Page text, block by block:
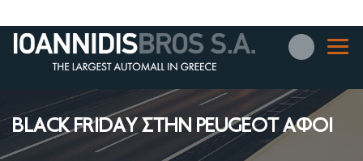
BLACK FRIDAY ΣΤΗΝ PEUGEOT ΑΦΟΙ